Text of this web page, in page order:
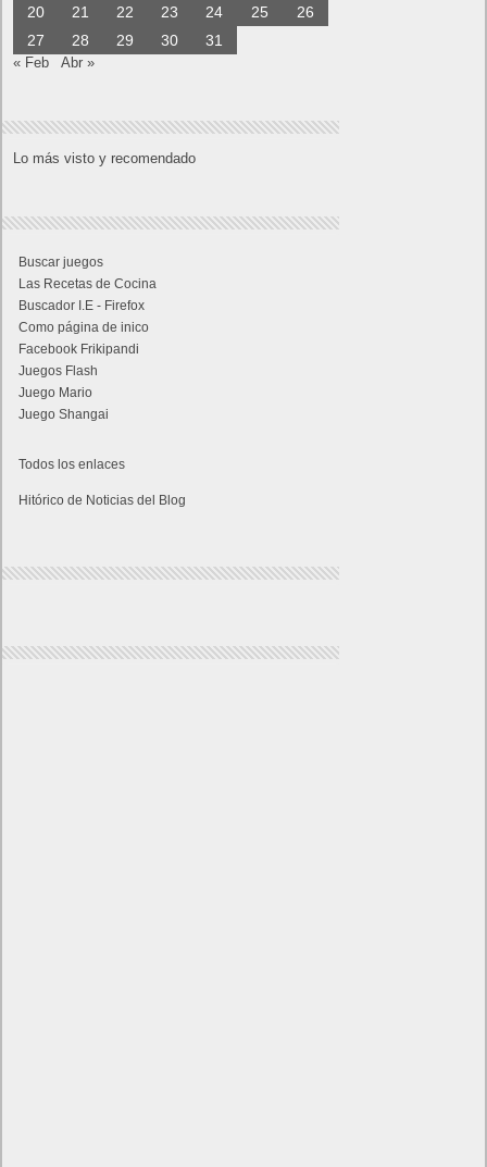
20
21 22 23 24 25
26
27
28 29 30 31
« Feb Abr »
Lo más visto y recomendado
Buscar juegos
Las Recetas de Cocina
Buscador I.E - Firefox
Como página de inico
Facebook Frikipandi
Juegos Flash
Juego Mario
Juego Shangai
Todos los enlaces
Hitórico de Noticias del Blog